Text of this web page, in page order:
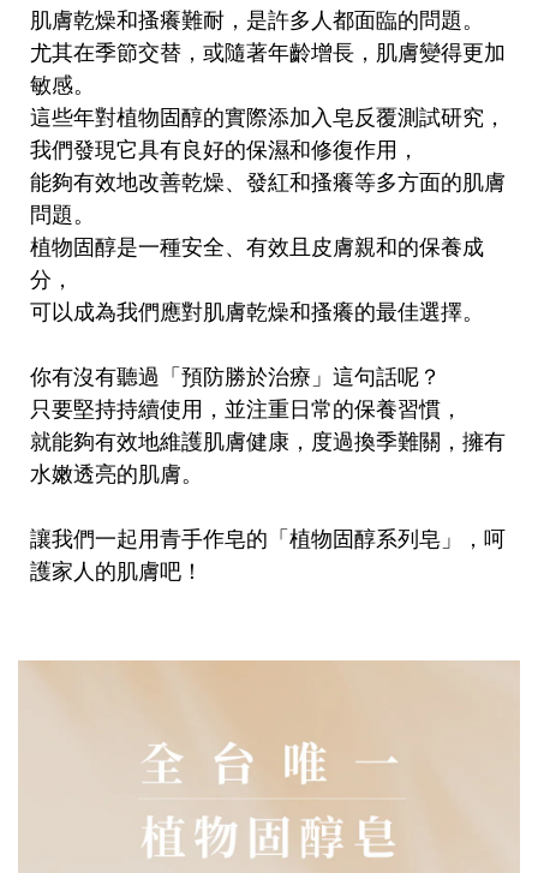
肌膚乾燥和搔癢難耐，是許多人都面臨的問題。
尤其在季節交替，或隨著年齡增長，肌膚變得更加
敏感。
這些年對植物固醇的實際添加入皂反覆測試研究，
我們發現它具有良好的保濕和修復作用，
能夠有效地改善乾燥、發紅和搔癢等多方面的肌膚
問題。
植物固醇是一種安全、有效且皮膚親和的保養成
分，
可以成為我們應對肌膚乾燥和搔癢的最佳選擇。
你有沒有聽過「預防勝於治療」這句話呢？
只要堅持持續使用，並注重日常的保養習慣，
就能夠有效地維護肌膚健康，度過換季難關，擁有
水嫩透亮的肌膚。
讓我們一起用青手作皂的「植物固醇系列皂」，呵
護家人的肌膚吧！